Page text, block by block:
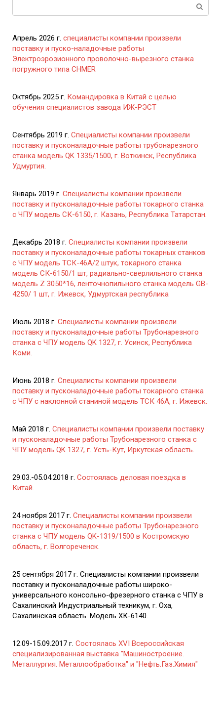
Апрель 2026 г. специалисты компании произвели
поставку и пуско-наладочные работы
Электроэрозионного проволочно-вырезного станка
погружного типа CHMER
Октябрь 2025 г. Командировка в Китай с целью
обучения специалистов завода ИЖ-РЭСТ
Сентябрь 2019 г. Специалисты компании произвели
поставку и пусконаладочные работы трубонарезного
станка модель QK 1335/1500, г. Воткинск, Республика
Удмуртия.
Январь 2019 г. Специалисты компании произвели
поставку и пусконаладочные работы токарного станка
с ЧПУ модель СК-6150, г. Казань, Республика Татарстан.
Декабрь 2018 г. Специалисты компании произвели
поставку и пусконаладочные работы токарных станков
с ЧПУ модель ТСК-46А/2 штук, токарного станка
модель СК-6150/1 шт, радиально-сверлильного станка
модель Z 3050*16, ленточнопильного станка модель GB-
4250/ 1 шт, г. Ижевск, Удмуртская республика
Июль 2018 г. Специалисты компании произвели
поставку и пусконаладочные работы Трубонарезного
станка с ЧПУ модель QK 1327, г. Усинск, Республика
Коми.
Июнь 2018 г. Специалисты компании произвели
поставку и пусконаладочные работы токарного станка
с ЧПУ с наклонной станиной модель ТСК 46А, г. Ижевск.
Май 2018 г. Специалисты компании произвели поставку
и пусконаладочные работы Трубонарезного станка с
ЧПУ модель QK 1327, г. Усть-Кут, Иркутская область.
29.03.-05.04.2018 г. Состоялась деловая поездка в
Китай.
24 ноября 2017 г. Специалисты компании произвели
поставку и пусконаладочные работы Трубонарезного
станка с ЧПУ модель QK-1319/1500 в Костромскую
область, г. Волгореченск.
25 сентября 2017 г. Специалисты компании произвели
поставку и пусконаладочные работы широко-
универсального консольно-фрезерного станка с ЧПУ в
Сахалинский Индустриальный техникум, г. Оха,
Сахалинская область. Модель ХК-6140.
12.09-15.09.2017 г. Состоялась XVI Всероссийская
специализированная выставка "Машиностроение.
Металлургия. Металлообработка" и "Нефть.Газ.Химия"